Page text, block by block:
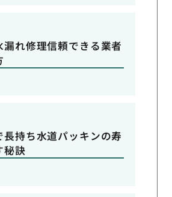
漏れ修理信頼できる業者
長持ち水道パッキンの寿
秘訣